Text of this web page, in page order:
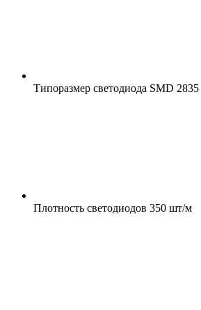
Типоразмер светодиода SMD 2835
Плотность светодиодов 350 шт/м